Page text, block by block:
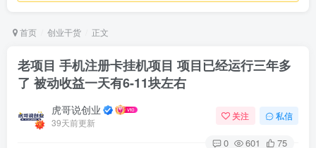
首页 创业干货 正文
老项目 手机注册卡挂机项目 项目已经运行三年多
了 被动收益一天有6-11块左右
虎哥说创业
39天前更新
关注 私信
0 601 75